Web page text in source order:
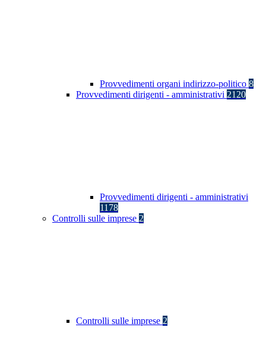
Provvedimenti organi indirizzo-politico 8
Provvedimenti dirigenti - amministrativi 2120
Provvedimenti dirigenti - amministrativi
1178
Controlli sulle imprese 2
Controlli sulle imprese 2